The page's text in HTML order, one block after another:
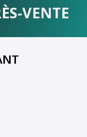
VENTE